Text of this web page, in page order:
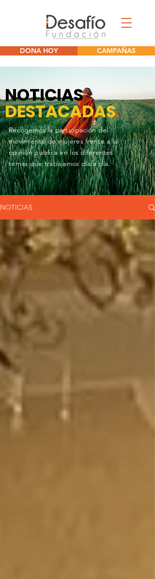
DONA HOY CAMPAÑAS
NOTICIAS
DESTACADAS.
Recogemos la participación del
movimiento de mujeres frente a la
opinión publica en los diferentes
temas que trabajamos día a día.
NOTICIAS